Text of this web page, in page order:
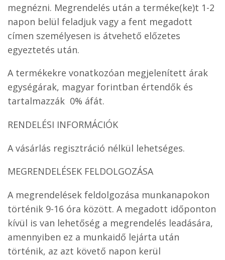
megnézni. Megrendelés után a terméke(ke)t 1-2
napon belül feladjuk vagy a fent megadott
címen személyesen is átvehető előzetes
egyeztetés után.
A termékekre vonatkozóan megjelenített árak
egységárak, magyar forintban értendők és
tartalmazzák 0% áfát.
RENDELÉSI INFORMÁCIÓK
A vásárlás regisztráció nélkül lehetséges.
MEGRENDELÉSEK FELDOLGOZÁSA
A megrendelések feldolgozása munkanapokon
történik 9-16 óra között. A megadott időponton
kívül is van lehetőség a megrendelés leadására,
amennyiben ez a munkaidő lejárta után
történik, az azt követő napon kerül